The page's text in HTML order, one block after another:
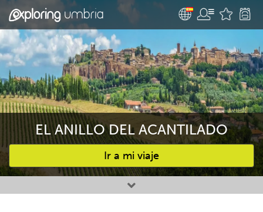
EL ANILLO DEL ACANTILADO
Ir a mi viaje
Favourites